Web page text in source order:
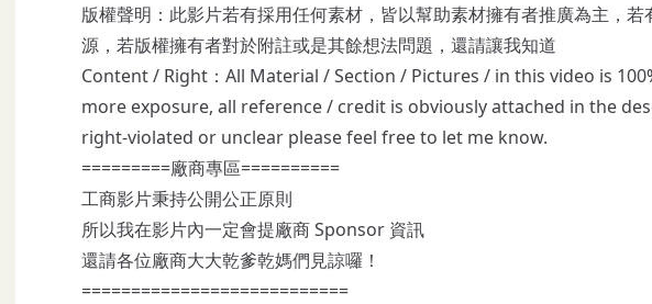
版權聲明：此影片若有採用任何素材，皆以幫助素材擁有者推廣為主，
源，若版權擁有者對於附註或是其餘想法問題，還請讓我知道
Content / Right：All Material / Section / Pictures / in this video is
more exposure, all reference / credit is obviously attached in the
right-violated or unclear please feel free to let me know.
=========廠商專區==========
工商影片秉持公開公正原則
所以我在影片內一定會提廠商 Sponsor 資訊
還請各位廠商大大乾爹乾媽們見諒囉！
===========================